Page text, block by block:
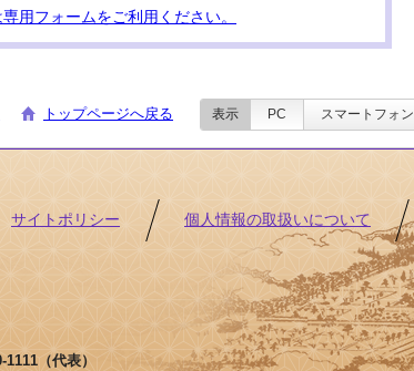
用フォームをご利用ください。
トップページへ戻る 表示 PC スマートフォン
サイトポリシー 個人情報の取扱いについて
1111（代表）